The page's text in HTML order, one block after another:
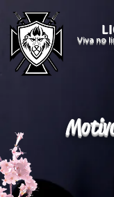
Viva no